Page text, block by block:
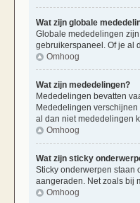
Wat zijn globale
Globale mededelingen
gebruikerspaneel. Of je al
Omhoog
Wat zijn mededelingen?
Mededelingen bevatten
Mededelingen
al dan niet mededelingen
Omhoog
Wat zijn sticky
Sticky onderwerpen staan
aangeraden. Net zoals bij
Omhoog